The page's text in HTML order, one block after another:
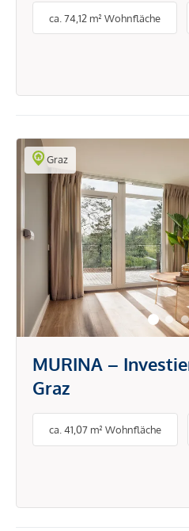
ca. 74,12 m² Wohnfläche
Graz
MURINA –
Graz
ca. 41,07 m² Wohnfläche